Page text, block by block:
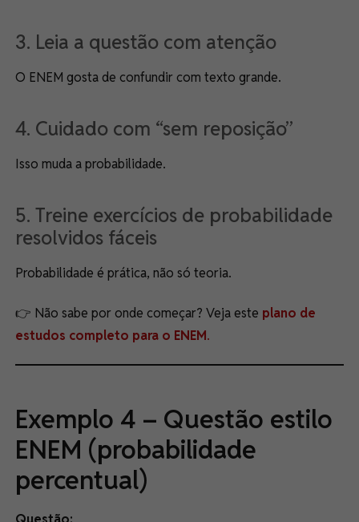
3. Leia a questão com atenção
O ENEM gosta de confundir com texto grande.
4. Cuidado com “sem reposição”
Isso muda a probabilidade.
5. Treine exercícios de probabilidade
resolvidos fáceis
Probabilidade é prática, não só teoria.
👉 Não sabe por onde começar? Veja este plano de
estudos completo para o ENEM.
Exemplo 4 – Questão estilo
ENEM (probabilidade
percentual)